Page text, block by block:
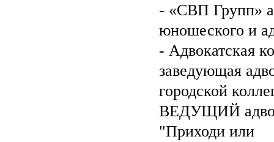
- «СВП Групп»
юношеского и
- Адвокатская
заведующая
городской
ВЕДУЩИЙ
"Приходи или